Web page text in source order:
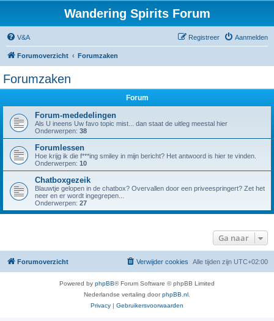
Wandering Spirits Forum
V&A Aanmelden
Registreer
Forumoverzicht Forumzaken
Forumzaken
Forum
Forum-mededelingen
Als U ineens Uw favo topic mist... dan staat de uitleg meestal hier
Onderwerpen: 38
Forumlessen
Hoe krijg ik die f***ing smiley in mijn bericht? Het antwoord is hier te vinden.
Onderwerpen: 10
Chatboxgezeik
Blauwtje gelopen in de chatbox? Overvallen door een priveespringert? Zet het
neer en er wordt ingegrepen...
Onderwerpen: 27
Ga naar
Forumoverzicht Alle tijden zijn UTC+02:00
Verwijder cookies
Powered by phpBB® Forum Software © phpBB Limited
Nederlandse vertaling doorphpBB.nl
Privacy | Gebruikersvoorwaarden